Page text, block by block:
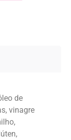
de
vinagre